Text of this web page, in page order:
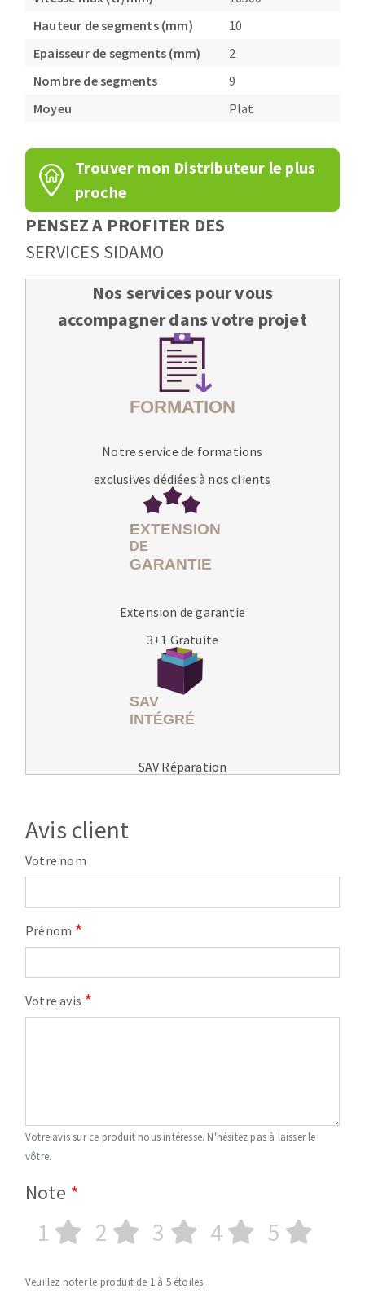
Hauteur de segments (mm)
10
Epaisseur de segments (mm)
2
Nombre de segments
9
Moyeu
Plat
Trouver mon Distributeur le plus
proche
PENSEZ A PROFITER DES
SERVICES SIDAMO
Nos services pour vous
accompagner dans votre projet
Notre service de formations
exclusives dédiées à nos clients
Extension de garantie
3+1 Gratuite
SAV Réparation
Avis client
Votre nom
Prénom
Votre avis
Votre avis sur ce produit nous intéresse. N'hésitez pas à laisser le
vôtre.
Note
1 2 3 4 5
Veuillez noter le produit de 1 à 5 étoiles.